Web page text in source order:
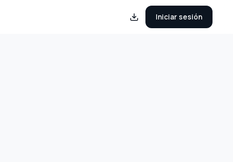
Iniciar sesión